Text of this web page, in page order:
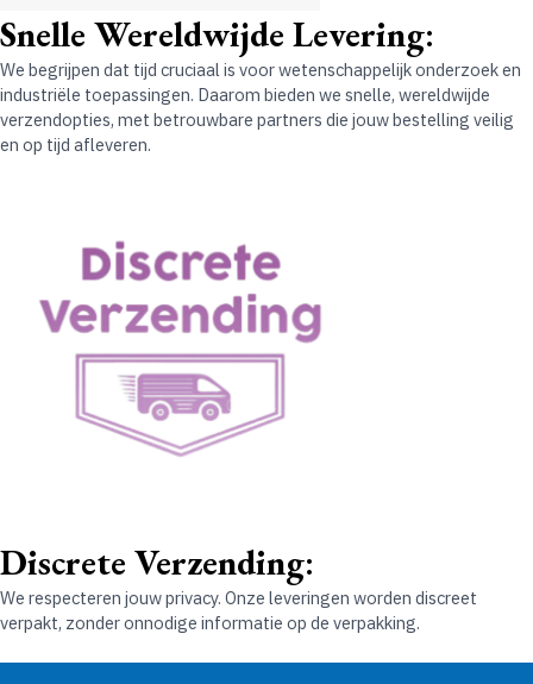
Snelle Wereldwijde Levering:
We begrijpen dat tijd cruciaal is voor wetenschappelijk onderzoek en
industriële toepassingen. Daarom bieden we snelle, wereldwijde
verzendopties, met betrouwbare partners die jouw bestelling veilig
en op tijd afleveren.
Discrete Verzending:
We respecteren jouw privacy. Onze leveringen worden discreet
verpakt, zonder onnodige informatie op de verpakking.